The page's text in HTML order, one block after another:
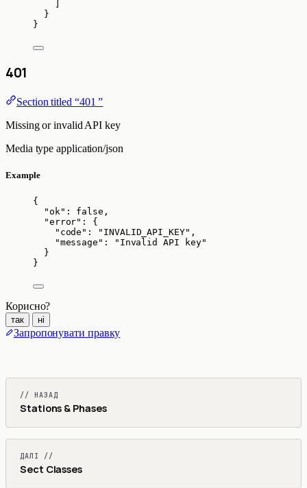
}
}
401
Section titled “401 ”
Missing or invalid API key
Media type application/json
Example
{
"ok" : false ,
"error" : {
"code" : " INVALID_API_KEY" ,
"message" : " Invalid API key"
}
}
Корисно?
так ні
Запропонувати правку
// НАЗАД
Stations & Phases
ДАЛІ //
Sect Classes